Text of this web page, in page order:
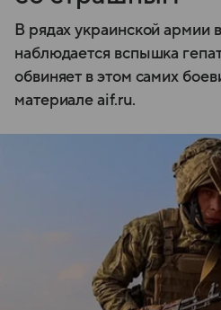
В рядах украинской армии
наблюдается вспышка
обвиняет в этом самих
материале aif.ru.